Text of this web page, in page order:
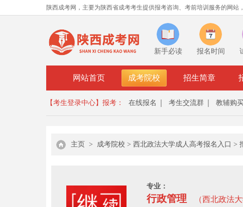
陕西成考网，主要为陕西省成考考生提供报考咨询、考前培训服务的网站
新手必读 报名时间
网站首页 成考院校 招生简章
【考生登录中心】 报考： 在线报名 考生交流群 教辅购
主页 > 成考院校 > 西北政法大学成人高考报名入口 >
专业：
行政管理 （西北政法